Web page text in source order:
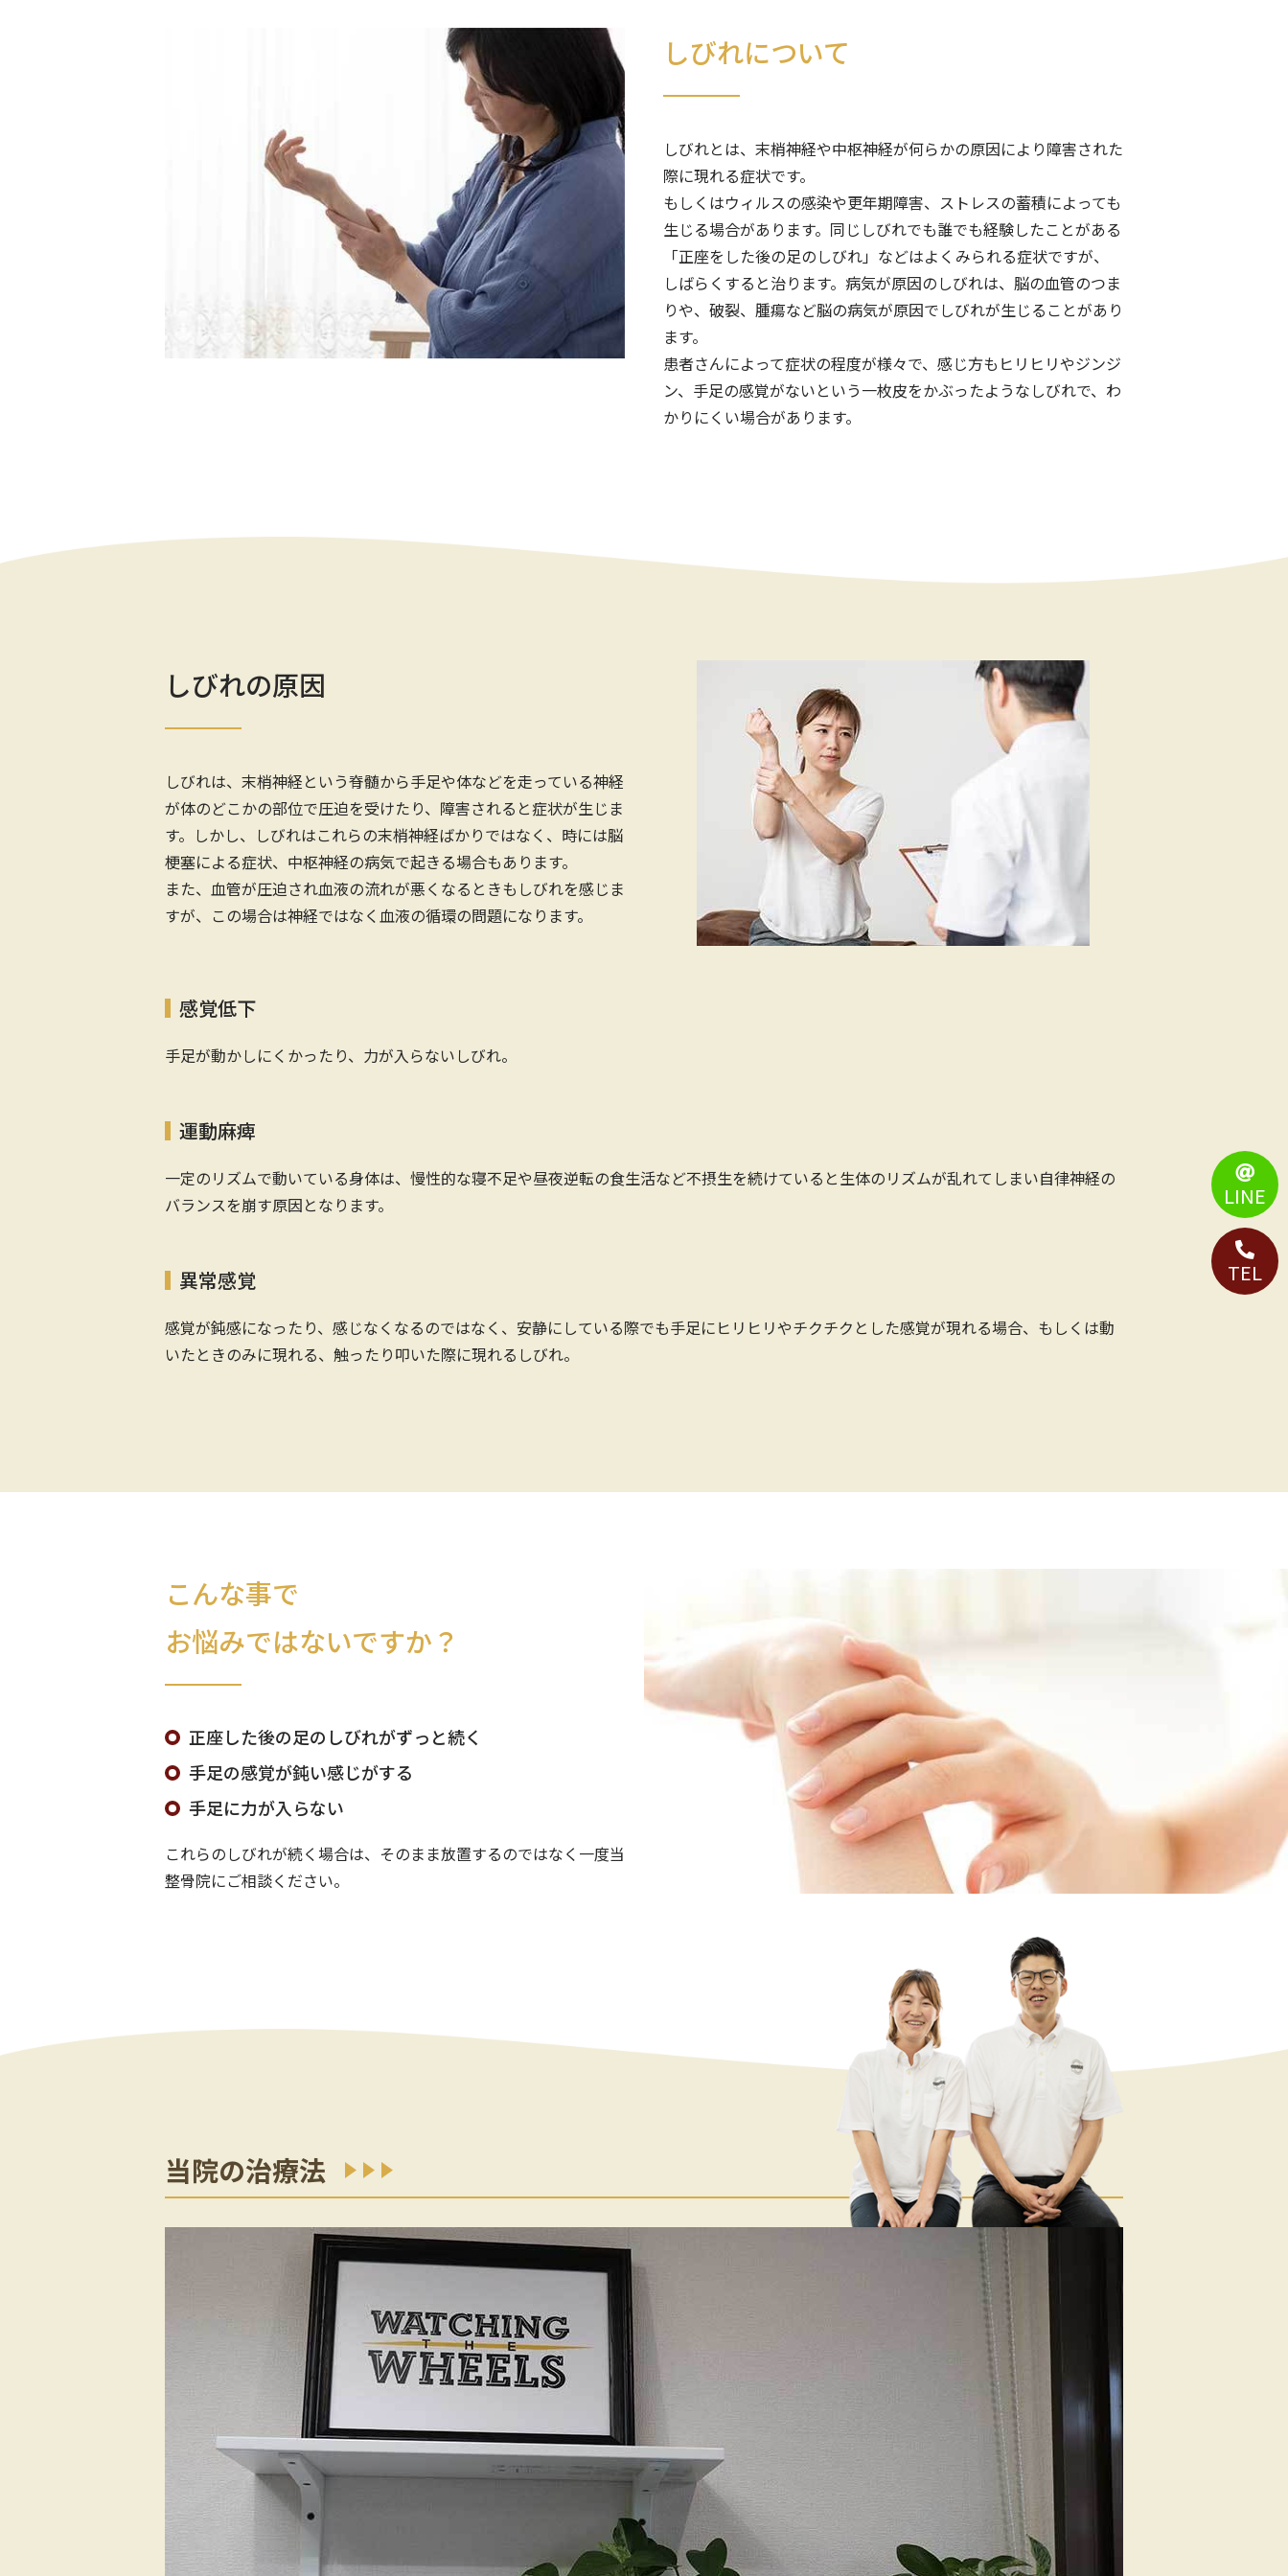
LINE
TEL
TEL.
しびれについて
しびれとは、末梢神経や中枢神経が何らかの原因により障害された
際に現れる症状です。
もしくはウィルスの感染や更年期障害、ストレスの蓄積によっても
生じる場合があります。同じしびれでも誰でも経験したことがある
「正座をした後の足のしびれ」などはよくみられる症状ですが、
しばらくすると治ります。病気が原因のしびれは、脳の血管のつま
りや、破裂、腫瘍など脳の病気が原因でしびれが生じることがあり
ます。
患者さんによって症状の程度が様々で、感じ方もヒリヒリやジンジ
ン、手足の感覚がないという一枚皮をかぶったようなしびれで、わ
かりにくい場合があります。
しびれの原因
しびれは、末梢神経という脊髄から手足や体などを走っている神経
が体のどこかの部位で圧迫を受けたり、障害されると症状が生じま
す。しかし、しびれはこれらの末梢神経ばかりではなく、時には脳
梗塞による症状、中枢神経の病気で起きる場合もあります。
また、血管が圧迫され血液の流れが悪くなるときもしびれを感じま
すが、この場合は神経ではなく血液の循環の問題になります。
感覚低下
手足が動かしにくかったり、力が入らないしびれ。
運動麻痺
一定のリズムで動いている身体は、慢性的な寝不足や昼夜逆転の食生活など不摂生を続けていると生体のリズムが乱れてしまい自律神経の
バランスを崩す原因となります。
異常感覚
感覚が鈍感になったり、感じなくなるのではなく、安静にしている際でも手足にヒリヒリやチクチクとした感覚が現れる場合、もしくは動
いたときのみに現れる、触ったり叩いた際に現れるしびれ。
こんな事で
お悩みではないですか？
正座した後の足のしびれがずっと続く
手足の感覚が鈍い感じがする
手足に力が入らない
これらのしびれが続く場合は、そのまま放置するのではなく一度当
整骨院にご相談ください。
当院の治療法